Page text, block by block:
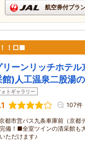
航空券付プラ
！！□■
リーンリッチホテ
館)人工温泉二股湯
ォトギャラリー
107件
都市営バス九条車庫前（京都
備！■全室ツインの清采館も
ただけます♪